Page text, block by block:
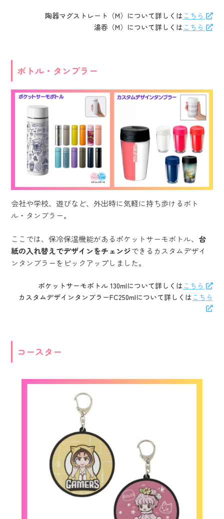
陶器マグストレート（M）について詳しくは こちら
湯呑（M）について詳しくは こちら
ボトル・タンブラー
会社や学校、遊びなど、外出時に気軽に持ち歩けるボト
ル・タンブラー。
ここでは、保冷保温機能があるポケットサーモボトル、 台
紙の入れ替えでデザインをチェンジできるカスタムデザイ
ンタンブラーをピックアップしました。
ポケットサーモボトル 130mlについて詳しくは こちら
カスタムデザインタンブラーFC250mlについて詳しくは こちら
コースター